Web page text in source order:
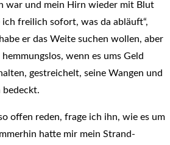
war und mein Hirn wieder mit Blut
freilich sofort, was da abläuft“,
er das Weite suchen wollen, aber
wenn es ums Geld
gestreichelt, seine Wangen und
bedeckt.
offen reden, frage ich ihn, wie es um
hatte mir mein Strand-